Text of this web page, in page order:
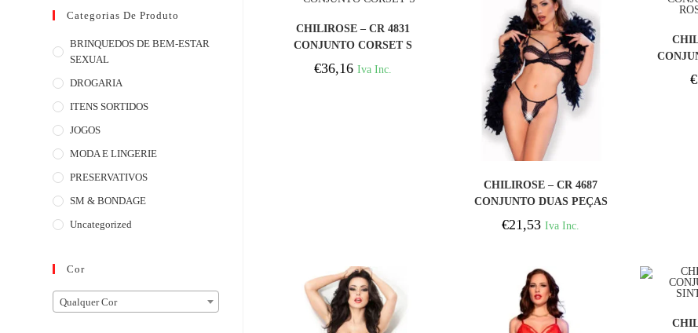
CHILIROSE – CR 4831
CONJUNTO CORSET S
€36,16 Iva Inc.
CHILIROSE – CR 4687
CONJUNTO DUAS PEÇAS
CROTCHLESS PRETO S
€21,53 Iva Inc.
€
Categorias De Produto
BRINQUEDOS DE BEM-ESTAR
SEXUAL
DROGARIA
ITENS SORTIDOS
JOGOS
MODA E LINGERIE
PRESERVATIVOS
SM & BONDAGE
Uncategorized
Cor
Qualquer Cor